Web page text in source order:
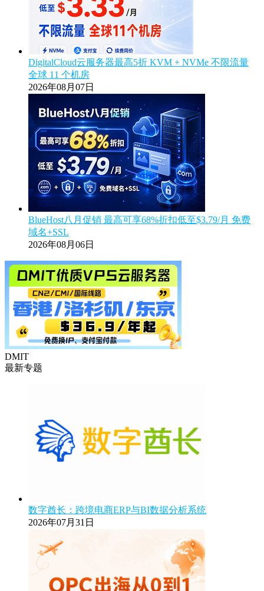
DigitalCloud云服务器最高5折 KVM + NVMe 不限流量
全球 11 个机房
2026年08月07日
BlueHost八月促销 最高可享68%折扣低至$3.79/月 免费
域名+SSL
2026年08月06日
DMIT
最新专题
数字酋长：跨境电商ERP与BI数据分析系统
2026年07月31日